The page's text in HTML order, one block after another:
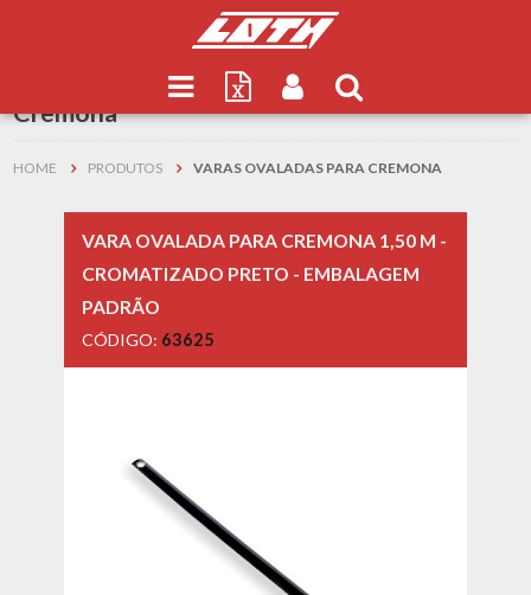
Resultados de Varas Ovaladas para
Cremona
HOME PRODUTOS VARAS OVALADAS PARA CREMONA
VARA OVALADA PARA CREMONA 1,50 M -
CROMATIZADO PRETO - EMBALAGEM
PADRÃO
CÓDIGO: 63625